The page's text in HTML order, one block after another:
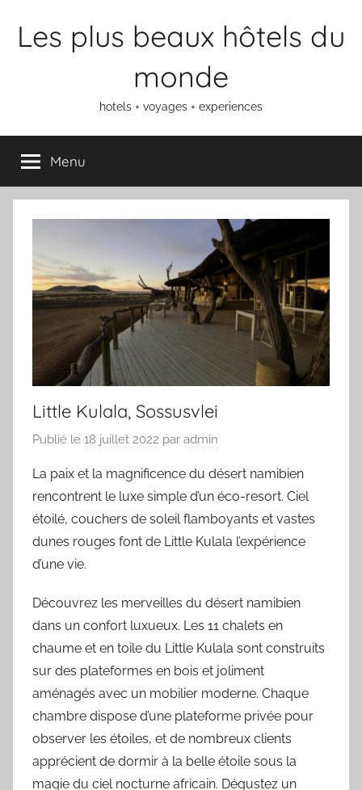
Les plus beaux hôtels du
monde
hotels + voyages + experiences
Menu
Little Kulala, Sossusvlei
Publié le 18 juillet 2022 par admin
La paix et la magnificence du désert namibien
rencontrent le luxe simple d’un éco-resort. Ciel
étoilé, couchers de soleil flamboyants et vastes
dunes rouges font de Little Kulala l’expérience
d’une vie.
Découvrez les merveilles du désert namibien
dans un confort luxueux. Les 11 chalets en
chaume et en toile du Little Kulala sont construits
sur des plateformes en bois et joliment
aménagés avec un mobilier moderne. Chaque
chambre dispose d’une plateforme privée pour
observer les étoiles, et de nombreux clients
apprécient de dormir à la belle étoile sous la
magie du ciel nocturne africain. Dégustez un